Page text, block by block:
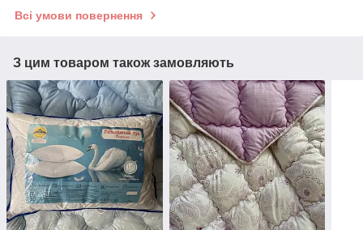
Всі умови повернення
З цим товаром також замовляють